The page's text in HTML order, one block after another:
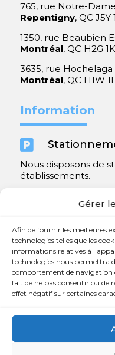
Gérer
Afin de fournir les meilleures
technologies telles que les
informations relatives à
technologies nous permettra
comportement de navigation
fait de ne pas consentir ou de
effet négatif sur certaines
765, rue Notre-Dame
Repentigny, QC J5Y
1350, rue Beaubien
Montréal, QC H2G
3635, rue Hochelaga
Montréal, QC H1W
Information

Nous disposons de
établissements.
Contact
 450 654-

765, rue